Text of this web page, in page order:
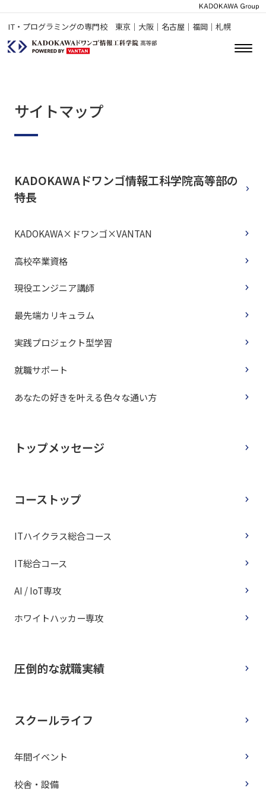
IT・プログラミングの専門校 東京｜大阪｜名古屋｜福岡｜札幌
サイトマップ
KADOKAWAドワンゴ情報工科学院高等部の
特長
KADOKAWA×ドワンゴ×VANTAN
高校卒業資格
現役エンジニア講師
最先端カリキュラム
実践プロジェクト型学習
就職サポート
あなたの好きを叶える⾊々な通い⽅
トップメッセージ
コーストップ
ITハイクラス総合コース
IT総合コース
AI / IoT専攻
ホワイトハッカー専攻
圧倒的な就職実績
スクールライフ
年間イベント
校舎・設備